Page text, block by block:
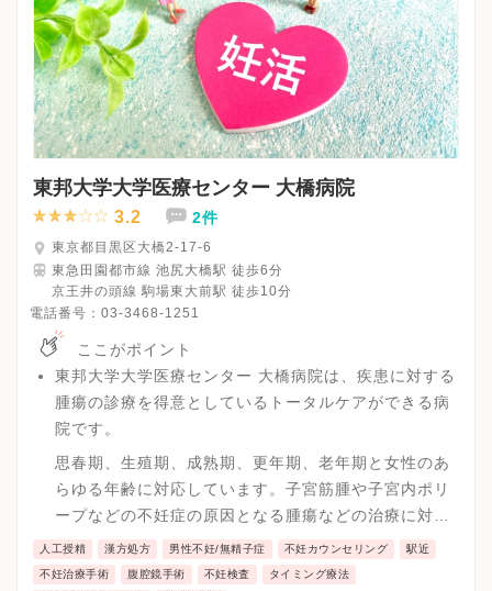
東邦大学大学医療センター 大橋病院
3.2 2件
東京都目黒区大橋2-17-6
東急田園都市線 池尻大橋駅 徒歩6分
京王井の頭線 駒場東大前駅 徒歩10分
電話番号： 03-3468-1251
ここがポイント
東邦大学大学医療センター 大橋病院は、疾患に対する
腫瘍の診療を得意としているトータルケアができる病
院です。
思春期、生殖期、成熟期、更年期、老年期と女性のあ
らゆる年齢に対応しています。子宮筋腫や子宮内ポリ
ープなどの不妊症の原因となる腫瘍などの治療に対し
ては国内でもトップレベルとなっています。
人工授精 漢方処方 男性不妊/無精子症 不妊カウンセリング 駅近
不妊治療手術 腹腔鏡手術 不妊検査 タイミング療法